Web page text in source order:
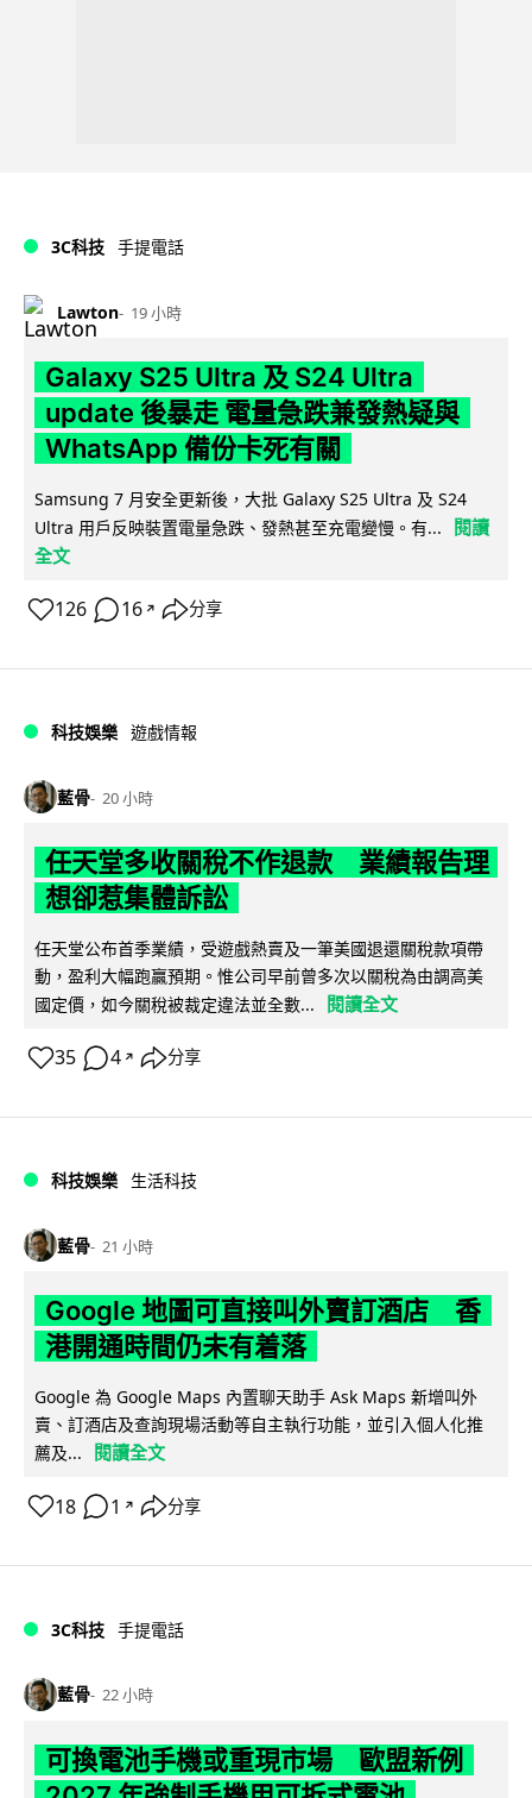
3C科技 手提電話
Lawton 19 小時
Galaxy S25 Ultra 及 S24 Ultra
update 後暴走 電量急跌兼發熱疑與
WhatsApp 備份卡死有關
Samsung 7 月安全更新後，大批 Galaxy S25 Ultra 及 S24
Ultra 用戶反映裝置電量急跌、發熱甚至充電變慢。有...
閱讀
全文
126 16 ↗ 分享
科技娛樂 遊戲情報
藍骨 20 小時
任天堂多收關稅不作退款 業績報告理
想卻惹集體訴訟
任天堂公布首季業績，受遊戲熱賣及一筆美國退還關稅款項帶
動，盈利大幅跑贏預期。惟公司早前曾多次以關稅為由調高美
國定價，如今關稅被裁定違法並全數...
閱讀全文
35 4 ↗ 分享
科技娛樂 生活科技
藍骨 21 小時
Google 地圖可直接叫外賣訂酒店 香
港開通時間仍未有着落
Google 為 Google Maps 內置聊天助手 Ask Maps 新增叫外
賣、訂酒店及查詢現場活動等自主執行功能，並引入個人化推
薦及...
閱讀全文
18 1 ↗ 分享
3C科技 手提電話
藍骨 22 小時
可換電池手機或重現市場 歐盟新例